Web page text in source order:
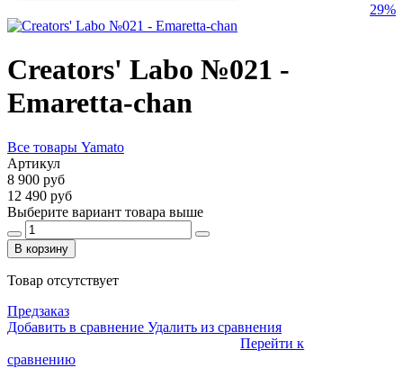
29%
Creators' Labo №021 -
Emaretta-chan
Все товары Yamato
Артикул
8 900 руб
12 490 руб
Выберите вариант товара выше
В корзину
Товар отсутствует
Предзаказ
Добавить в сравнение Удалить из сравнения
Перейти к
сравнению